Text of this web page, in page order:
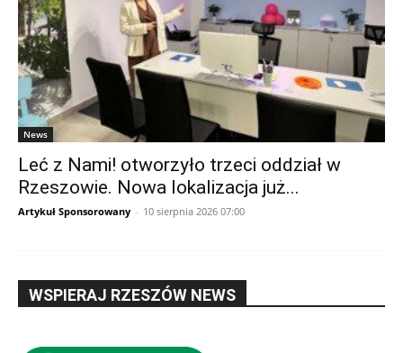
News
Leć z Nami! otworzyło trzeci oddział w
Rzeszowie. Nowa lokalizacja już...
Artykuł Sponsorowany - 10 sierpnia 2026 07:00
WSPIERAJ RZESZÓW NEWS